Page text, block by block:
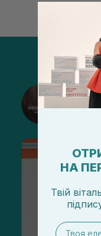
НА
Твій
email